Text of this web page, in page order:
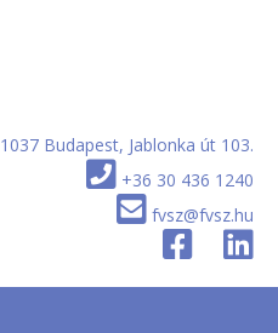
1037 Budapest, Jablonka út 103.
+36 30 436 1240
fvsz@fvsz.hu